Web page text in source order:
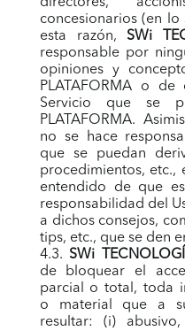
concesionarios (en lo
esta razón, SWi
responsable por
opiniones y
PLATAFORMA o
Servicio que se
PLATAFORMA.
no se hace
que se puedan
procedimientos, etc.,
entendido de que
responsabilidad del
a dichos consejos,
tips, etc., que se den
4.3. SWi
de bloquear el
parcial o total, toda
o material que a
resultar: (i)